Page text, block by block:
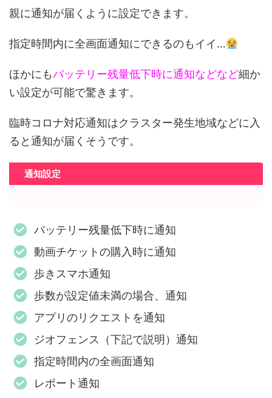
親に通知が届くように設定できます。
指定時間内に全画面通知にできるのもイイ…
ほかにもバッテリー残量低下時に通知などなど細か
い設定が可能で驚きます。
臨時コロナ対応通知はクラスター発生地域などに入
ると通知が届くそうです。
通知設定
バッテリー残量低下時に通知
動画チケットの購入時に通知
歩きスマホ通知
歩数が設定値未満の場合、通知
アプリのリクエストを通知
ジオフェンス（下記で説明）通知
指定時間内の全画面通知
レポート通知